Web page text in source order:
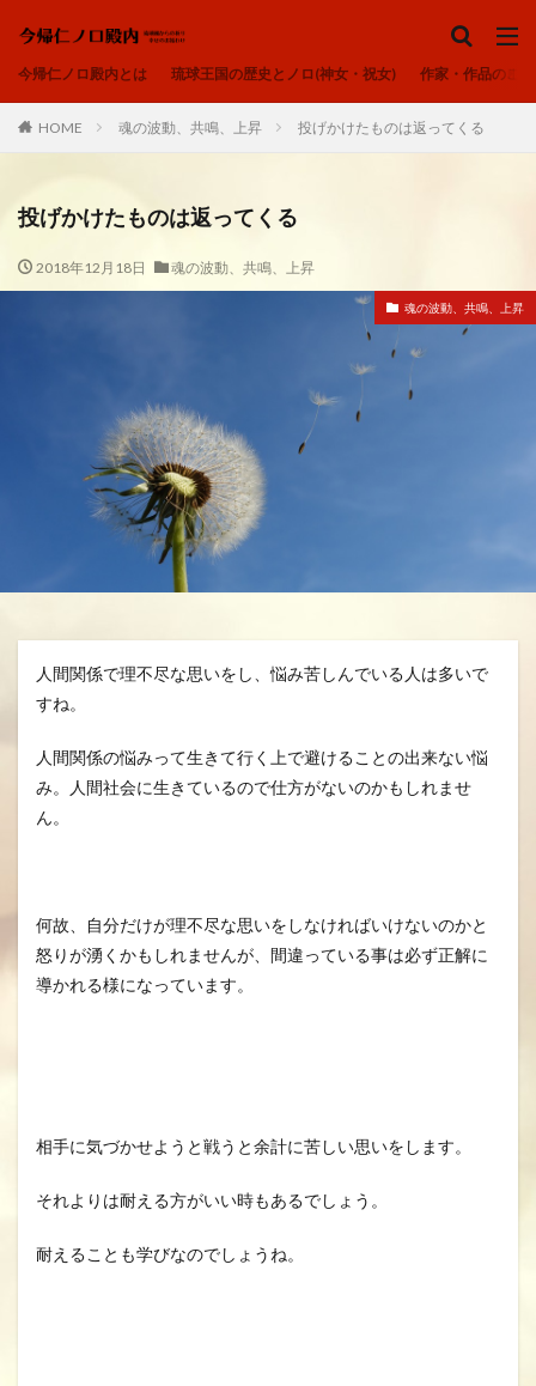
今帰仁ノロ殿内とは 琉球王国の歴史とノロ(神女・祝女) 作家・作品のご
HOME 魂の波動、共鳴、上昇 投げかけたものは返ってくる
投げかけたものは返ってくる
2018年12月18日 魂の波動、共鳴、上昇
魂の波動、共鳴、上昇
人間関係で理不尽な思いをし、悩み苦しんでいる人は多いで
すね。
人間関係の悩みって生きて行く上で避けることの出来ない悩
み。人間社会に生きているので仕方がないのかもしれませ
ん。
何故、自分だけが理不尽な思いをしなければいけないのかと
怒りが湧くかもしれませんが、間違っている事は必ず正解に
導かれる様になっています。
相手に気づかせようと戦うと余計に苦しい思いをします。
それよりは耐える方がいい時もあるでしょう。
耐えることも学びなのでしょうね。
ノロ、ユタ、カミンチュ ヒヌカン
御嶽
カテゴリー
アオリヤエ
ウートートー
今帰仁ノロ殿内、幸せのお福わけ、再出発、fresh-START、
寄り添う、居場所、ここにいるよ
感謝、祈りの作法、沖縄の祈り、礼儀を重んじる、拝所、御嶽
我が子へ、出会い、喜び、子宝、大吉夢
波動、揚げる、心の拠り所、立ち上がる
琉球の祈り、ノロ、神女、祝女、今帰仁城、尚巴志王、琉球処
分、グスク祭祀
生きる、幸せ、安らかに
空、雲、思いやり
龍さん、見える見えない、当たり前に備わる機能
検索